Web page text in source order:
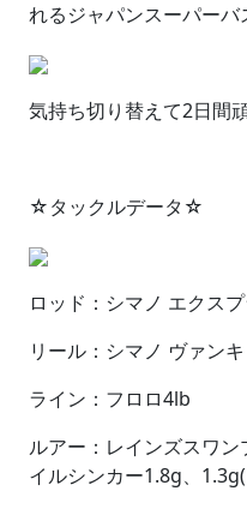
れるジャパンスーパーバ
気持ち切り替えて2日間
☆タックルデータ☆
ロッド：シマノ エクス
リール：シマノ ヴァン
ライン：フロロ4lb
ルアー：レインズスワ
イルシンカー1.8g、